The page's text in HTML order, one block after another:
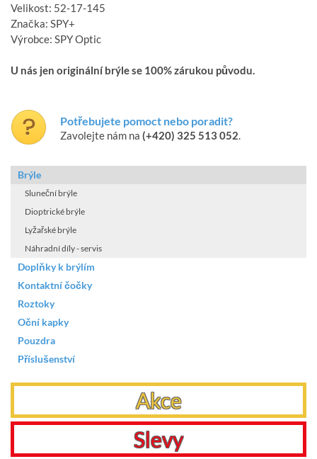
Velikost: 52-17-145
Značka: SPY+
Výrobce: SPY Optic
U nás jen originální brýle se 100% zárukou původu.
Potřebujete pomoct nebo poradit?
Zavolejte nám na (+420) 325 513 052.
Brýle
Sluneční brýle
Dioptrické brýle
Lyžařské brýle
Náhradní díly - servis
Doplňky k brýlím
Kontaktní čočky
Roztoky
Oční kapky
Pouzdra
Příslušenství
Akce
Slevy